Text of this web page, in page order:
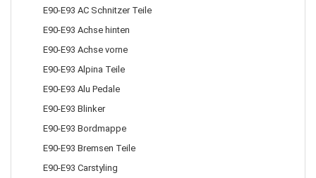
E90-E93 AC Schnitzer Teile
E90-E93 Achse hinten
E90-E93 Achse vorne
E90-E93 Alpina Teile
E90-E93 Alu Pedale
E90-E93 Blinker
E90-E93 Bordmappe
E90-E93 Bremsen Teile
E90-E93 Carstyling